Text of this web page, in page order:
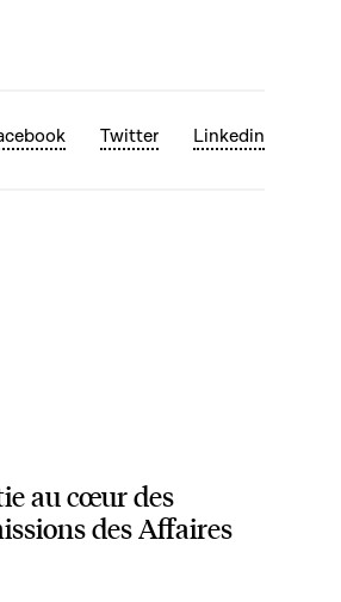
Twitter Linkedin
au cœur des
des Affaires